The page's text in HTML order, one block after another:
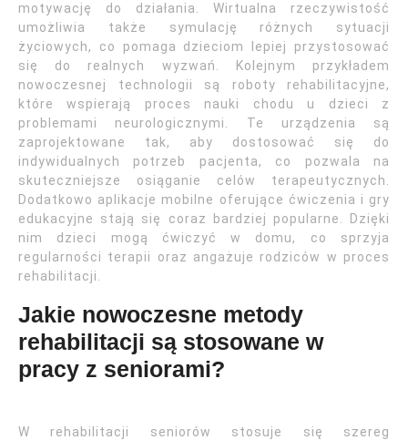
motywację do działania. Wirtualna rzeczywistość
umożliwia także symulację różnych sytuacji
życiowych, co pomaga dzieciom lepiej przystosować
się do realnych wyzwań. Kolejnym przykładem
nowoczesnej technologii są roboty rehabilitacyjne,
które wspierają proces nauki chodu u dzieci z
problemami neurologicznymi. Te urządzenia są
zaprojektowane tak, aby dostosować się do
indywidualnych potrzeb pacjenta, co pozwala na
skuteczniejsze osiąganie celów terapeutycznych.
Dodatkowo aplikacje mobilne oferujące ćwiczenia i gry
edukacyjne stają się coraz bardziej popularne. Dzięki
nim dzieci mogą ćwiczyć w domu, co sprzyja
regularności terapii oraz angażuje rodziców w proces
rehabilitacji.
Jakie nowoczesne metody
rehabilitacji są stosowane w
pracy z seniorami?
W rehabilitacji seniorów stosuje się szereg